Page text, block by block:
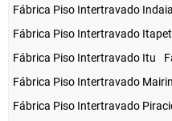
Fábrica Piso Intertravado
Fábrica Piso Intertravado
Fábrica Piso Intertravado Itu
Fábrica Piso Intertravado
Fábrica Piso Intertravado